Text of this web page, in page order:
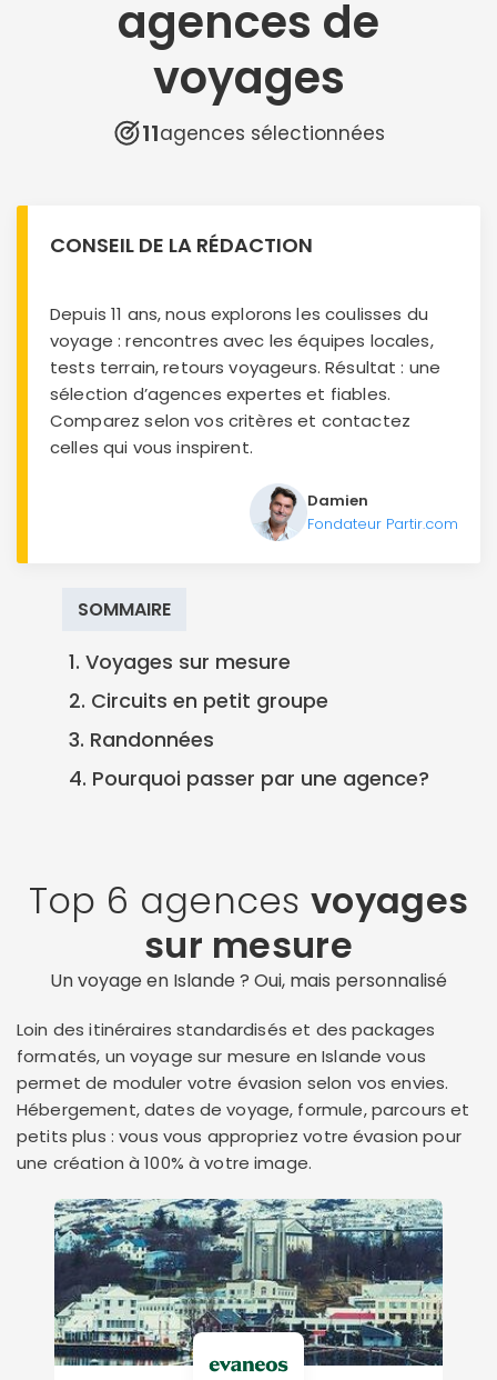
agences de
voyages
11agences sélectionnées
CONSEIL DE LA RÉDACTION
Depuis 11 ans, nous explorons les coulisses du
voyage : rencontres avec les équipes locales,
tests terrain, retours voyageurs. Résultat : une
sélection d’agences expertes et fiables.
Comparez selon vos critères et contactez
celles qui vous inspirent.
Damien
Fondateur Partir.com
SOMMAIRE
1. Voyages sur mesure
2. Circuits en petit groupe
3. Randonnées
4. Pourquoi passer par une agence?
Top 6 agencesvoyages
sur mesure
Un voyage en Islande ? Oui, mais personnalisé
Loin des itinéraires standardisés et des packages
formatés, un voyage sur mesure en Islande vous
permet de moduler votre évasion selon vos envies.
Hébergement, dates de voyage, formule, parcours et
petits plus : vous vous appropriez votre évasion pour
une création à 100% à votre image.